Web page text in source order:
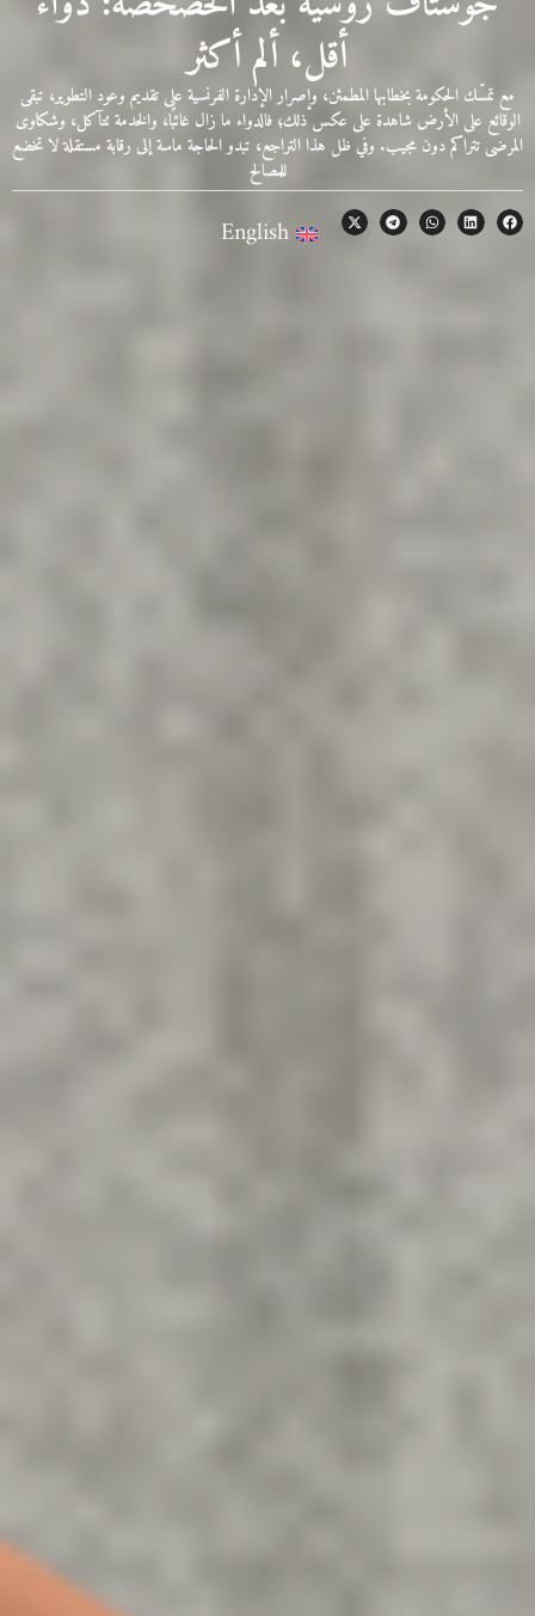
أقل، ألم أكثر
مع تمسّك الحكومة بخطابها المطمئن، وإصرار الإدارة الفرنسية على تقديم وعود التطوير، تبقى
الوقائع على الأرض شاهدة على عكس ذلك؛ فالدواء ما زال غائبًا، والخدمة تتآكل، وشكاوى
المرضى تتراكم دون مجيب. وفي ظل هذا التراجع، تبدو الحاجة ماسة إلى رقابة مستقلة لا تخضع
للمصالح
English